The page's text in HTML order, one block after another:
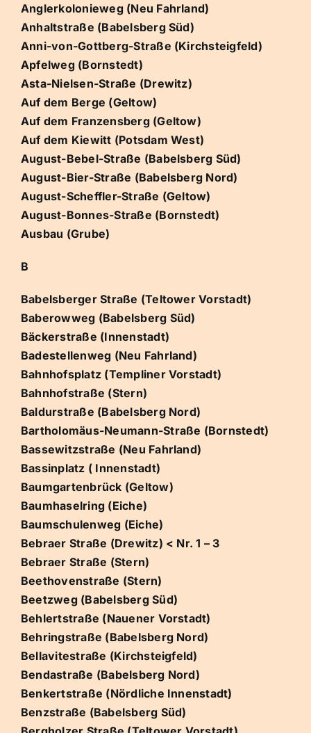
Anglerkolonieweg (Neu Fahrland)
Anhaltstraße (Babelsberg Süd)
Anni-von-Gottberg-Straße (Kirchsteigfeld)
Apfelweg (Bornstedt)
Asta-Nielsen-Straße (Drewitz)
Auf dem Berge (Geltow)
Auf dem Franzensberg (Geltow)
Auf dem Kiewitt (Potsdam West)
August-Bebel-Straße (Babelsberg Süd)
August-Bier-Straße (Babelsberg Nord)
August-Scheffler-Straße (Geltow)
August-Bonnes-Straße (Bornstedt)
Ausbau (Grube)
B
Babelsberger Straße (Teltower Vorstadt)
Baberowweg (Babelsberg Süd)
Bäckerstraße (Innenstadt)
Badestellenweg (Neu Fahrland)
Bahnhofsplatz (Templiner Vorstadt)
Bahnhofstraße (Stern)
Baldurstraße (Babelsberg Nord)
Bartholomäus-Neumann-Straße (Bornstedt)
Bassewitzstraße (Neu Fahrland)
Bassinplatz ( Innenstadt)
Baumgartenbrück (Geltow)
Baumhaselring (Eiche)
Baumschulenweg (Eiche)
Bebraer Straße (Drewitz) < Nr. 1 – 3
Bebraer Straße (Stern)
Beethovenstraße (Stern)
Beetzweg (Babelsberg Süd)
Behlertstraße (Nauener Vorstadt)
Behringstraße (Babelsberg Nord)
Bellavitestraße (Kirchsteigfeld)
Bendastraße (Babelsberg Nord)
Benkertstraße (Nördliche Innenstadt)
Benzstraße (Babelsberg Süd)